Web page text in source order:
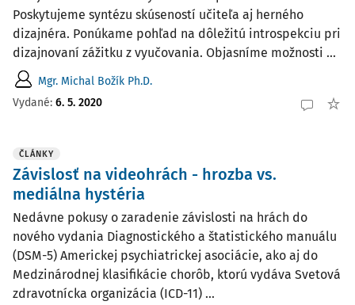
Poskytujeme syntézu skúseností učiteľa aj herného
dizajnéra. Ponúkame pohľad na dôležitú introspekciu pri
dizajnovaní zážitku z vyučovania. Objasníme možnosti ...
Mgr. Michal Božík Ph.D.
Vydané: 6. 5. 2020
ČLÁNKY
Závislosť na videohrách - hrozba vs.
mediálna hystéria
Nedávne pokusy o zaradenie závislosti na hrách do
nového vydania Diagnostického a štatistického manuálu
(DSM-5) Americkej psychiatrickej asociácie, ako aj do
Medzinárodnej klasifikácie chorôb, ktorú vydáva Svetová
zdravotnícka organizácia (ICD-11) ...